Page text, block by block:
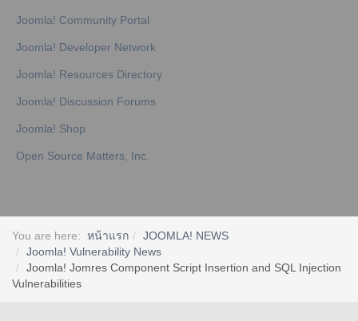
Joomla! Community Portal
Joomla! Developer Network
Joomla! Resources Directory
Joomla! Discussion Forums
Joomla! Shop
Open Source Matters, Inc.
You are here: หน้าแรก
JOOMLA! NEWS
Joomla! Vulnerability News
Joomla! Jomres Component Script Insertion and SQL Injection
Vulnerabilities